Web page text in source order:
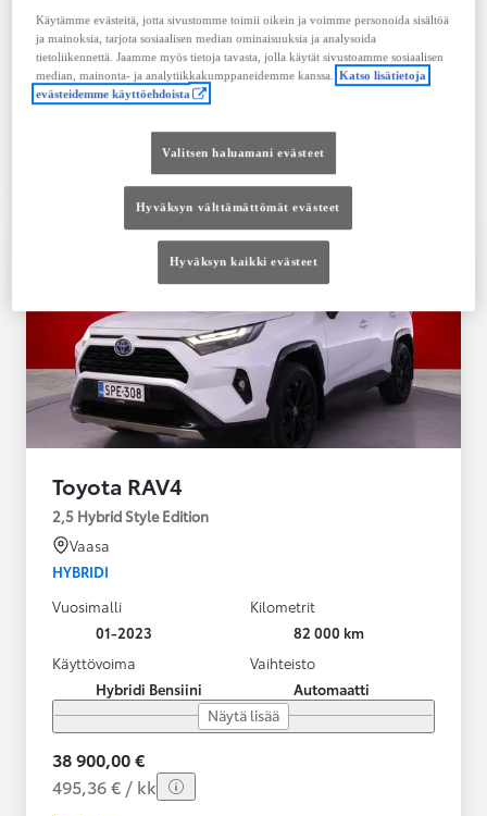
Voimassaoleva Hybrid Health Check jokaisessa
Toyota-hybridissä
Saatavilla Easy Osamaksu -rahoitus ja Toyota
Toyota RAV4
2,5 Hybrid Style Edition
Vaasa
HYBRIDI
Vuosimalli
01-2023
Kilometrit
82 000 km
Käyttövoima
Hybridi Bensiini
Vaihteisto
Automaatti
Näytä lisää
38 900,00 €
495,36 € / kk
Käytämme evästeitä, jotta sivustomme toimii oikein ja voimme personoida sisältöä
ja mainoksia, tarjota sosiaalisen median ominaisuuksia ja analysoida
tietoliikennettä. Jaamme myös tietoja tavasta, jolla käytät sivustoamme sosiaalisen
median, mainonta- ja analytiikkakumppaneidemme kanssa. Katso lisätietoja
evästeidemme käyttöehdoista
Valitsen haluamani evästeet
Hyväksyn välttämättömät evästeet
Hyväksyn kaikki evästeet